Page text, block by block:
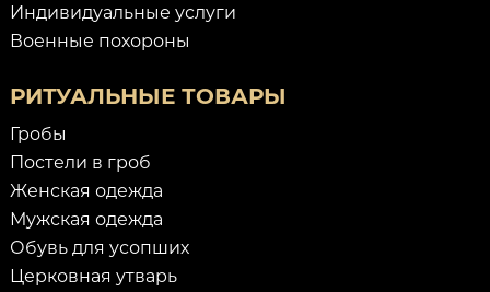
Индивидуальные услуги
Военные похороны
РИТУАЛЬНЫЕ ТОВАРЫ
Гробы
Постели в гроб
Женская одежда
Мужская одежда
Обувь для усопших
Церковная утварь